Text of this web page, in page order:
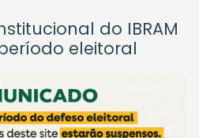
do IBRAM
eleitoral